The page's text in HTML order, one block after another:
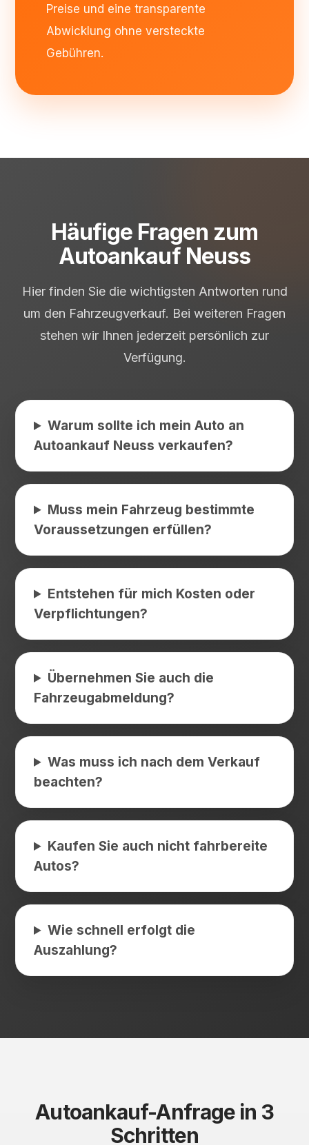
Preise und eine transparente
Abwicklung ohne versteckte
Gebühren.
Häufige Fragen zum
Autoankauf Neuss
Hier finden Sie die wichtigsten Antworten rund
um den Fahrzeugverkauf. Bei weiteren Fragen
stehen wir Ihnen jederzeit persönlich zur
Verfügung.
Warum sollte ich mein Auto an
Autoankauf Neuss verkaufen?
Muss mein Fahrzeug bestimmte
Voraussetzungen erfüllen?
Entstehen für mich Kosten oder
Verpflichtungen?
Übernehmen Sie auch die
Fahrzeugabmeldung?
Was muss ich nach dem Verkauf
beachten?
Kaufen Sie auch nicht fahrbereite
Autos?
Wie schnell erfolgt die
Auszahlung?
Autoankauf-Anfrage in 3
Schritten